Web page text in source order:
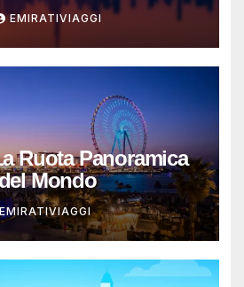
EMIRATIVIAGGI
Ruota Panoramica
Mondo